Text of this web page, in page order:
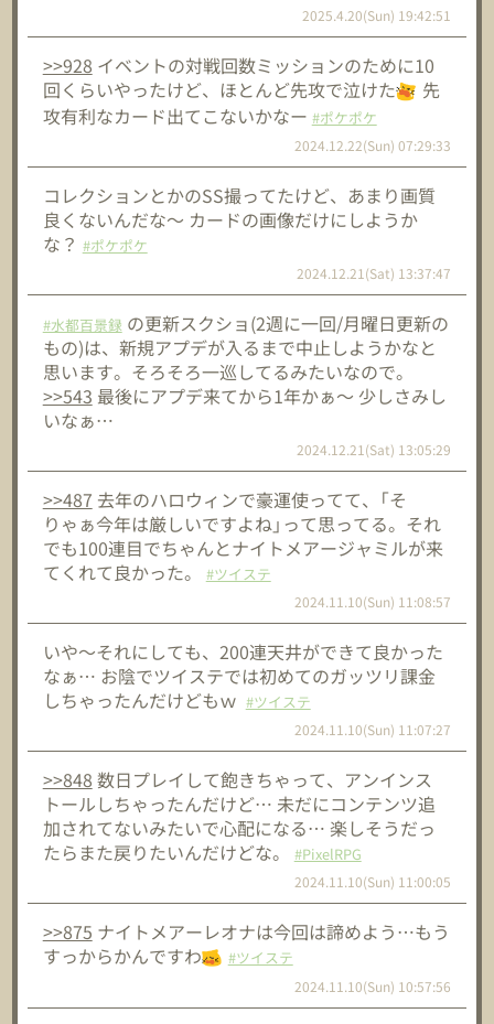
2025.4.20(Sun) 19:42:51
>>928 イベントの対戦回数ミッションのために10
回くらいやったけど、ほとんど先攻で泣けた
先
攻有利なカード出てこないかなー #ポケポケ
2024.12.22(Sun) 07:29:33
コレクションとかのSS撮ってたけど、あまり画質
良くないんだな～ カードの画像だけにしようか
な？ #ポケポケ
2024.12.21(Sat) 13:37:47
#水都百景録 の更新スクショ(2週に一回/月曜日更新の
もの)は、新規アプデが入るまで中止しようかなと
思います。そろそろ一巡してるみたいなので。
>>543 最後にアプデ来てから1年かぁ～ 少しさみし
いなぁ…
2024.12.21(Sat) 13:05:29
>>487 去年のハロウィンで豪運使ってて、「そ
りゃぁ今年は厳しいですよね」って思ってる。それ
でも100連目でちゃんとナイトメアージャミルが来
てくれて良かった。
#ツイステ
2024.11.10(Sun) 11:08:57
いや～それにしても、200連天井ができて良かった
なぁ… お陰でツイステでは初めてのガッツリ課金
しちゃったんだけどもｗ #ツイステ
2024.11.10(Sun) 11:07:27
>>848 数日プレイして飽きちゃって、アンインス
トールしちゃったんだけど… 未だにコンテンツ追
加されてないみたいで心配になる… 楽しそうだっ
たらまた戻りたいんだけどな。
#PixelRPG
2024.11.10(Sun) 11:00:05
>>875 ナイトメアーレオナは今回は諦めよう…もう
すっからかんですわ
#ツイステ
2024.11.10(Sun) 10:57:56